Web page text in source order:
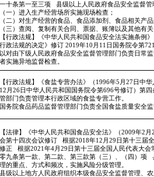
一十条第一至三项
县级以上人民政府食品安全监督
（一）进入生产经营场所实施现场检查；
（二）对生产经营的食品、食品添加剂、食品相关产
（三）查阅、复制有关合同、票据、账簿以及其他有
【行政法规】《中华人民共和国食品安全法实施条例
行政法规的决定》修订 2019年10月11日国务院令第
以对由下级人民政府食品安全监督管理部门负责日常
者实施异地监督检查。
【行政法规】《食盐专营办法》（1996年5月27日中
12月26日中华人民共和国国务院令第696号修订）第四
管部门负责管理本行政区域的食盐专营工作。
国务院食品药品监督管理部门负责全国食盐质量安全
【法律】《中华人民共和国食品安全法》（2009年2
会第十四次会议修订
根据2018年12月29日第十三届
修正
根据2021年4月29日第十三届全国人民代表大
零九条第一款、第二款、第三款第（三）、（四）项
理的重点、方式和频次，实施风险分级管理。
县级以上地方人民政府组织本级食品安全监督管理、